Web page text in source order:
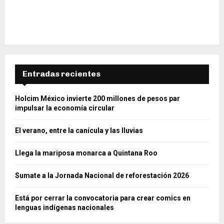
Entradas recientes
Holcim México invierte 200 millones de pesos par
impulsar la economía circular
El verano, entre la canícula y las lluvias
Llega la mariposa monarca a Quintana Roo
Sumate a la Jornada Nacional de reforestación 2026
Está por cerrar la convocatoria para crear comics en
lenguas indígenas nacionales